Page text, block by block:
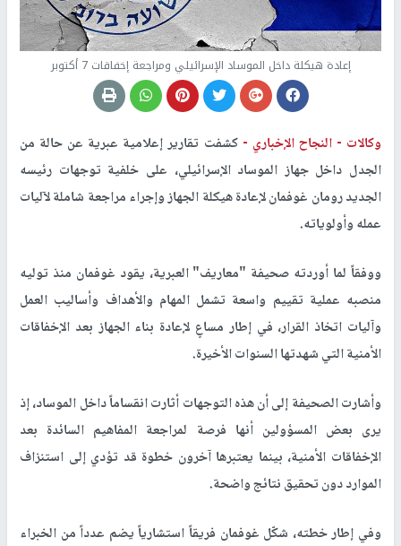
إعادة هيكلة داخل الموساد الإسرائيلي ومراجعة إخفاقات 7 أكتوبر
وكالات -النجاح الإخباري -كشفت تقارير إعلامية عبرية عن حالة من
الجدل داخل جهاز الموساد الإسرائيلي، على خلفية توجهات رئيسه
الجديد رومان غوفمان لإعادة هيكلة الجهاز وإجراء مراجعة شاملة لآليات
عمله وأولوياته.
ووفقاً لما أوردته صحيفة "معاريف" العبرية، يقود غوفمان منذ توليه
منصبه عملية تقييم واسعة تشمل المهام والأهداف وأساليب العمل
وآليات اتخاذ القرار، في إطار مساعٍ لإعادة بناء الجهاز بعد الإخفاقات
الأمنية التي شهدتها السنوات الأخيرة.
وأشارت الصحيفة إلى أن هذه التوجهات أثارت انقساماً داخل الموساد، إذ
يرى بعض المسؤولين أنها فرصة لمراجعة المفاهيم السائدة بعد
الإخفاقات الأمنية، بينما يعتبرها آخرون خطوة قد تؤدي إلى استنزاف
الموارد دون تحقيق نتائج واضحة.
وفي إطار خطته، شكّل غوفمان فريقاً استشارياً يضم عدداً من الخبراء